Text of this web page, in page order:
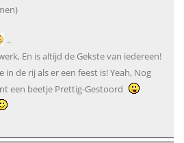
..
En is altijd de Gekste van iedereen!
in de rij als er een feest is! Yeah, Nog
een beetje Prettig-Gestoord